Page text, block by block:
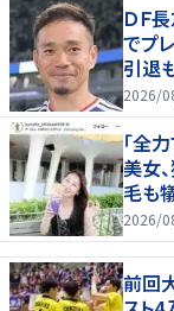
ＤＦ
でプ
引退
2026/
「全
美女
毛も
る」
2026/
前回